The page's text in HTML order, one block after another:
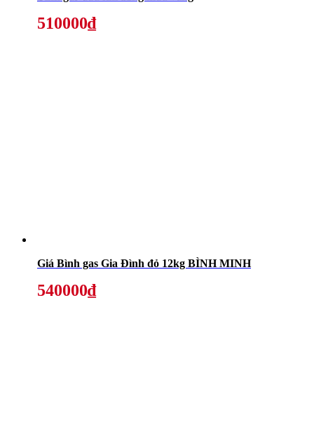
510000₫
Giá Bình gas Gia Đình đỏ 12kg BÌNH MINH
540000₫